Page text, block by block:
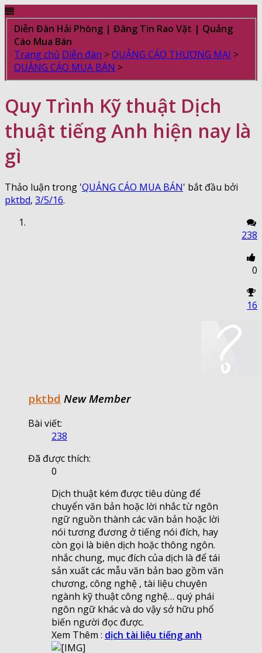
Diễn Đàn Hải Phòng | Đăng Tin Rao Vặt | Quảng
Cáo Mua Bán
Trang chủ Diễn đàn >QUẢNG CÁO THƯƠNG MẠI >
QUẢNG CÁO MUA BÁN >
Quy Trình Kỹ thuật Dịch
thuật tiếng Anh hiện nay là
gì
Thảo luận trong 'QUẢNG CÁO MUA BÁN' bắt đầu bởi
pktbd, 3/5/16.
238
0
16
pktbd New Member
Bài viết:
238
Đã được thích:
0
Dịch thuật kém được tiêu dùng để
chuyển văn bản hoặc lời nhắc từ ngôn
ngữ nguồn thành các văn bản hoặc lời
nói tương đương ở tiếng nói đích, hay
còn gọi là biên dịch hoặc thông ngôn.
nhắc chung, mục đích của dịch là để tái
sản xuất các mẫu văn bản bao gồm văn
chương, công nghệ , tài liệu chuyên
ngành kỹ thuật công nghệ… quý phái
ngôn ngữ khác và do vậy sở hữu phổ
biến người đọc được.
Xem Thêm : dịch tài liệu tiếng anh